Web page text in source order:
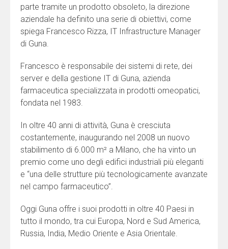
parte tramite un prodotto obsoleto, la direzione
aziendale ha definito una serie di obiettivi, come
spiega Francesco Rizza, IT Infrastructure Manager
di Guna.
Francesco è responsabile dei sistemi di rete, dei
server e della gestione IT di Guna, azienda
farmaceutica specializzata in prodotti omeopatici,
fondata nel 1983.
In oltre 40 anni di attività, Guna è cresciuta
costantemente, inaugurando nel 2008 un nuovo
stabilimento di 6.000 m² a Milano, che ha vinto un
premio come uno degli edifici industriali più eleganti
e “una delle strutture più tecnologicamente avanzate
nel campo farmaceutico”.
Oggi Guna offre i suoi prodotti in oltre 40 Paesi in
tutto il mondo, tra cui Europa, Nord e Sud America,
Russia, India, Medio Oriente e Asia Orientale.